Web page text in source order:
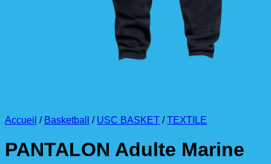
Accueil / Basketball / USC BASKET / TEXTILE
PANTALON Adulte Marine